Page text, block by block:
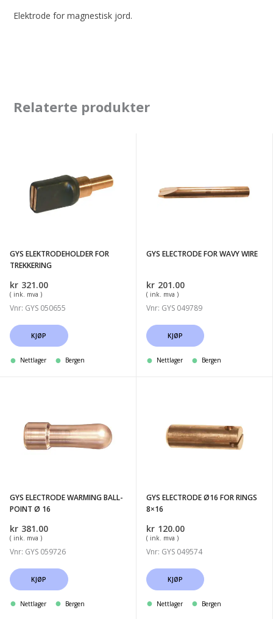
Elektrode for magnestisk jord.
Relaterte produkter
TREKKERING
GYS ELEKTRODEHOLDER FOR
TREKKERING
kr 321.00
( ink. mva )
Vnr: GYS 050655
KJØP
Nettlager Bergen
WAVY
GYS ELECTRODE FOR WAVY WIRE
kr 201.00
( ink. mva )
Vnr: GYS 049789
KJØP
Nettlager Bergen
WARMING
BALL-
GYS ELECTRODE WARMING BALL-
POINT Ø 16
kr 381.00
( ink. mva )
Vnr: GYS 059726
KJØP
Nettlager Bergen
GYS ELECTRODE Ø16 FOR RINGS
8×16
kr 120.00
( ink. mva )
Vnr: GYS 049574
KJØP
Nettlager Bergen